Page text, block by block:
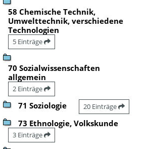
58 Chemische Technik,
Umwelttechnik, verschiedene
Technologien
5 Einträge
70 Sozialwissenschaften
allgemein
2 Einträge
71 Soziologie 20 Einträge
73 Ethnologie, Volkskunde
3 Einträge